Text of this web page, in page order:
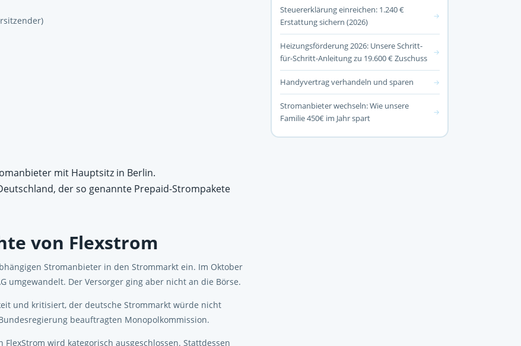
mit Hauptsitz in Berlin.
der so genannte Prepaid-Strompakete
von Flexstrom
Stromanbieter in den Strommarkt ein. Im Oktober
umgewandelt. Der Versorger ging aber nicht an die Börse.
und kritisiert, der deutsche Strommarkt würde nicht
beauftragten Monopolkommission.
wird kategorisch ausgeschlossen. Stattdessen
Steuererklärung einreichen: 1.240 €
Erstattung sichern (2026)
→
Heizungsförderung 2026: Unsere Schritt-
für-Schritt-Anleitung zu 19.600 € Zuschuss
→
Handyvertrag verhandeln und sparen →
Stromanbieter wechseln: Wie unsere
Familie 450€ im Jahr spart
→